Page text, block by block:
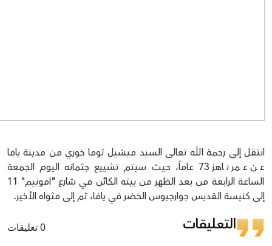
انتقل إلى رحمة الله تعالى السيد ميشيل توما خوري من مدينة يافا
عن عمر ناهز 73 عاماً، حيث سيتم تشييع جثمانه اليوم الجمعة
الساعة الرابعة من بعد الظهر من بيته الكائن في شارع "امونيم" 11
إلى كنيسة القديس جوارجيوس الخضر في يافا، ثم إلى مثواه الأخير.
التعليقات 0 تعليقات